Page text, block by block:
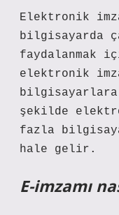
Elektronik
bilgisayarda
faydalanmak
elektronik
şekilde
fazla
hale gelir.
E-imzamı